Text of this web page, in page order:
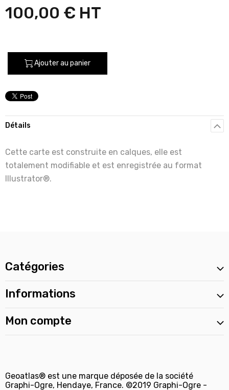
100,00 €
Ajouter au panier
Détails
Cette carte est construite en calques, elle est
totalement modifiable et est enregistrée au format
Illustrator®.
Catégories
Informations
Mon compte
Geoatlas® est une marque déposée de la société
Graphi-Ogre, Hendaye, France. ©2019 Graphi-Ogre -